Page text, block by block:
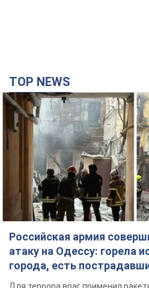
TOP NEWS
Российская армия
атаку на Одессу: горела
города, есть
Для террора враг применил